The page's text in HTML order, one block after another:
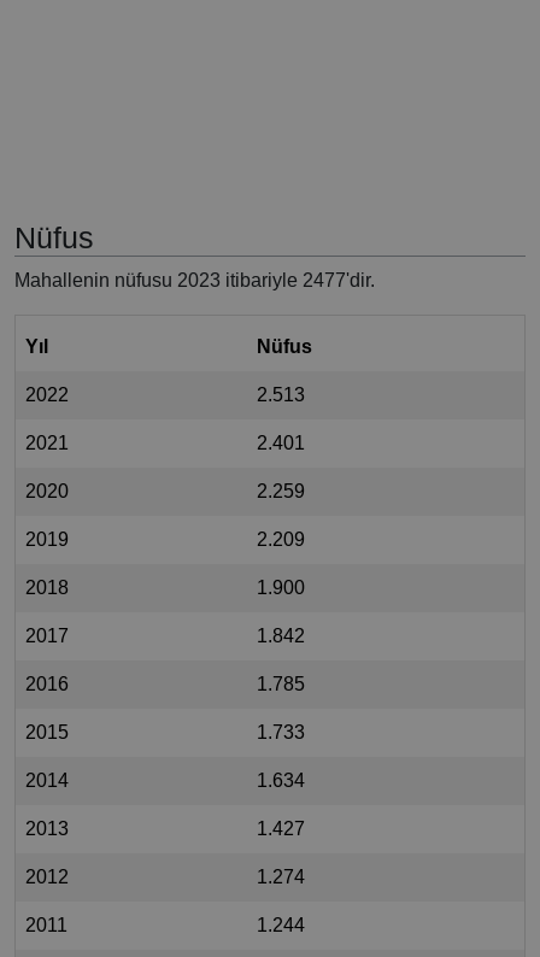
Nüfus
Mahallenin nüfusu 2023 itibariyle 2477'dir.
Yıl Nüfus
2022 2.513
2021 2.401
2020 2.259
2019 2.209
2018 1.900
2017 1.842
2016 1.785
2015 1.733
2014 1.634
2013 1.427
2012 1.274
2011 1.244